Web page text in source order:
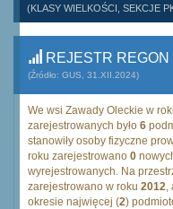
(KLASY WIELKOŚCI, SEKCJE
REJESTR
(Źródło: GUS, 31.XII.2024)
We wsi Zawady Oleckie w
zarejestrowanych było 6
stanowiły osoby fizyczne
roku zarejestrowano 0
wyrejestrowanych. Na
zarejestrowano w roku 2012,
okresie najwięcej (2)